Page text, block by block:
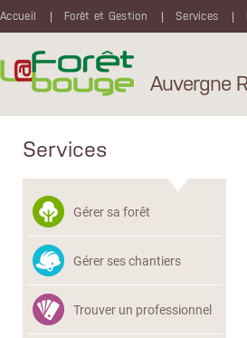
Accueil
Forêt et Gestion Services
Auvergne
Services
Gérer sa forêt
Gérer ses chantiers
Trouver un professionnel